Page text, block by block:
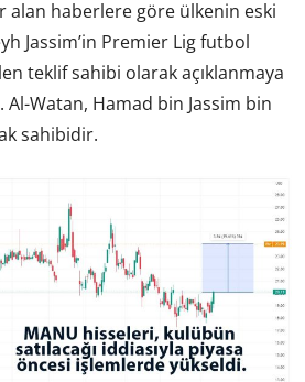
alan haberlere göre ülkenin eski
Jassim’in Premier Lig futbol
teklif sahibi olarak açıklanmaya
Al-Watan, Hamad bin Jassim bin
sahibidir.